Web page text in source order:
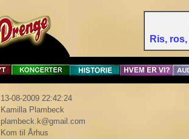
Ris,
13-08-2009 22:42:24
Kamilla Plambeck
plambeck.k@gmail.com
Kom til Århus